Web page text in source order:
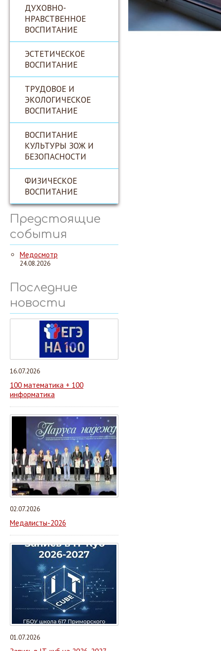
ДУХОВНО-
НРАВСТВЕННОЕ
ВОСПИТАНИЕ
ЭСТЕТИЧЕСКОЕ
ВОСПИТАНИЕ
ТРУДОВОЕ И
ЭКОЛОГИЧЕСКОЕ
ВОСПИТАНИЕ
ВОСПИТАНИЕ
КУЛЬТУРЫ ЗОЖ И
БЕЗОПАСНОСТИ
ФИЗИЧЕСКОЕ
ВОСПИТАНИЕ
Предстоящие
события
Медосмотр
24.08.2026
Последние
новости
16.07.2026
100 математика + 100
информатика
02.07.2026
Медалисты-2026
01.07.2026